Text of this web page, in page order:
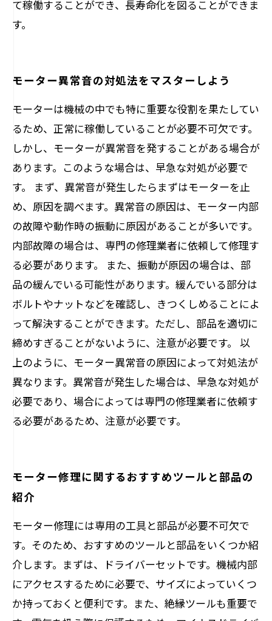
て稼働することができ、長寿命化を図ることができま
す。
モーター異常音の対処法をマスターしよう
モーターは機械の中でも特に重要な役割を果たしてい
るため、正常に稼働していることが必要不可欠です。
しかし、モーターが異常音を発することがある場合が
あります。このような場合は、早急な対処が必要で
す。 まず、異常音が発生したらまずはモーターを止
め、原因を調べます。異常音の原因は、モーター内部
の故障や動作時の振動に原因があることが多いです。
内部故障の場合は、専門の修理業者に依頼して修理す
る必要があります。 また、振動が原因の場合は、部
品の緩んでいる可能性があります。緩んでいる部分は
ボルトやナットなどを確認し、きつくしめることによ
って解決することができます。ただし、部品を適切に
締めすぎることがないように、注意が必要です。 以
上のように、モーター異常音の原因によって対処法が
異なります。異常音が発生した場合は、早急な対処が
必要であり、場合によっては専門の修理業者に依頼す
る必要があるため、注意が必要です。
モーター修理に関するおすすめツールと部品の
紹介
モーター修理には専用の工具と部品が必要不可欠で
す。そのため、おすすめのツールと部品をいくつか紹
介します。まずは、ドライバーセットです。機械内部
にアクセスするために必要で、サイズによっていくつ
か持っておくと便利です。また、絶縁ツールも重要で